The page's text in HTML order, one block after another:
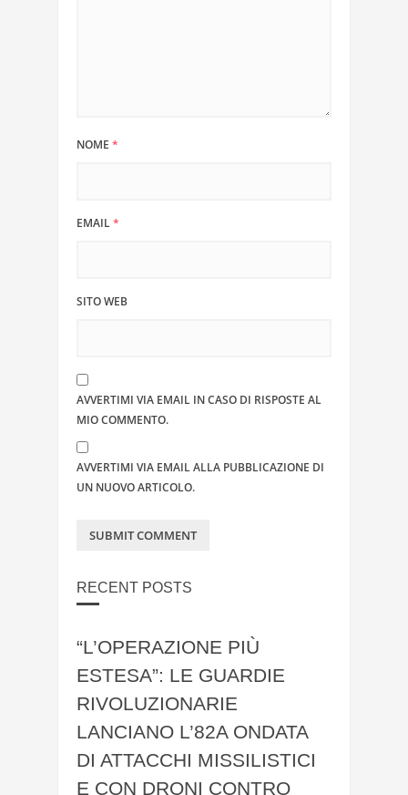
NOME *
EMAIL*
SITO WEB
AVVERTIMI VIA EMAIL IN CASO DI RISPOSTE AL
MIO COMMENTO.
AVVERTIMI VIA EMAIL ALLA PUBBLICAZIONE DI
UN NUOVO ARTICOLO.
RECENT POSTS
“L’OPERAZIONE PIÙ
ESTESA”: LE GUARDIE
RIVOLUZIONARIE
LANCIANO L’82A ONDATA
DI ATTACCHI MISSILISTICI
E CON DRONI CONTRO